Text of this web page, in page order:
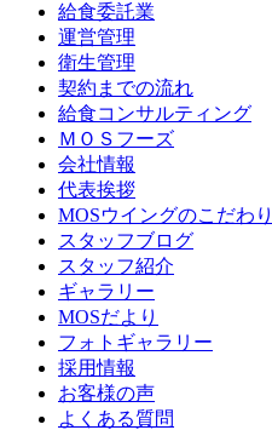
給食委託業
運営管理
衛生管理
契約までの流れ
給食コンサルティング
ＭＯＳフーズ
会社情報
代表挨拶
MOSウイングのこだわり
スタッフブログ
スタッフ紹介
ギャラリー
MOSだより
フォトギャラリー
採用情報
お客様の声
よくある質問